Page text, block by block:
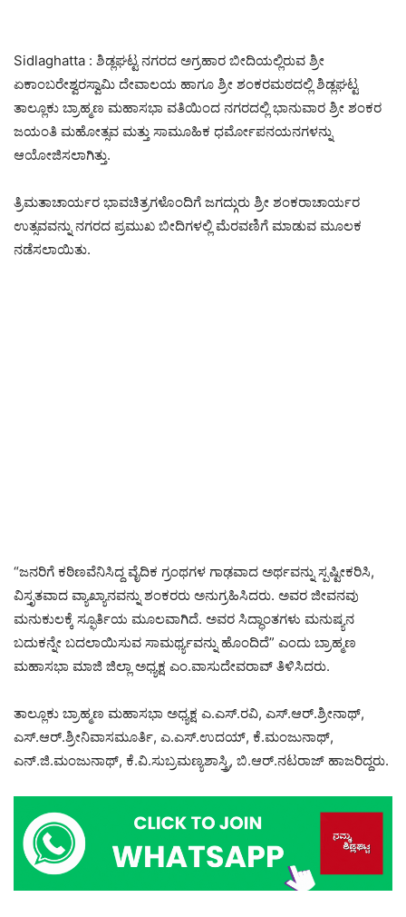
Sidlaghatta : ಶಿಡ್ಲಘಟ್ಟ ನಗರದ ಅಗ್ರಹಾರ ಬೀದಿಯಲ್ಲಿರುವ ಶ್ರೀ
ಏಕಾಂಬರೇಶ್ವರಸ್ವಾಮಿ ದೇವಾಲಯ ಹಾಗೂ ಶ್ರೀ ಶಂಕರಮಠದಲ್ಲಿ ಶಿಡ್ಲಘಟ್ಟ
ತಾಲ್ಲೂಕು ಬ್ರಾಹ್ಮಣ ಮಹಾಸಭಾ ವತಿಯಿಂದ ನಗರದಲ್ಲಿ ಭಾನುವಾರ ಶ್ರೀ ಶಂಕರ
ಜಯಂತಿ ಮಹೋತ್ಸವ ಮತ್ತು ಸಾಮೂಹಿಕ ಧರ್ಮೋಪನಯನಗಳನ್ನು
ಆಯೋಜಿಸಲಾಗಿತ್ತು.
ತ್ರಿಮತಾಚಾರ್ಯರ ಭಾವಚಿತ್ರಗಳೊಂದಿಗೆ ಜಗದ್ಗುರು ಶ್ರೀ ಶಂಕರಾಚಾರ್ಯರ
ಉತ್ಸವವನ್ನು ನಗರದ ಪ್ರಮುಖ ಬೀದಿಗಳಲ್ಲಿ ಮೆರವಣಿಗೆ ಮಾಡುವ ಮೂಲಕ
ನಡೆಸಲಾಯಿತು.
“ಜನರಿಗೆ ಕಠಿಣವೆನಿಸಿದ್ದ ವೈದಿಕ ಗ್ರಂಥಗಳ ಗಾಢವಾದ ಅರ್ಥವನ್ನು ಸ್ಪಷ್ಟೀಕರಿಸಿ,
ವಿಸ್ತೃತವಾದ ವ್ಯಾಖ್ಯಾನವನ್ನು ಶಂಕರರು ಅನುಗ್ರಹಿಸಿದರು. ಅವರ ಜೀವನವು
ಮನುಕುಲಕ್ಕೆ ಸ್ಫೂರ್ತಿಯ ಮೂಲವಾಗಿದೆ. ಅವರ ಸಿದ್ಧಾಂತಗಳು ಮನುಷ್ಯನ
ಬದುಕನ್ನೇ ಬದಲಾಯಿಸುವ ಸಾಮರ್ಥ್ಯವನ್ನು ಹೊಂದಿದೆ” ಎಂದು ಬ್ರಾಹ್ಮಣ
ಮಹಾಸಭಾ ಮಾಜಿ ಜಿಲ್ಲಾ ಅಧ್ಯಕ್ಷ ಎಂ.ವಾಸುದೇವರಾವ್ ತಿಳಿಸಿದರು.
ತಾಲ್ಲೂಕು ಬ್ರಾಹ್ಮಣ ಮಹಾಸಭಾ ಅಧ್ಯಕ್ಷ ಎ.ಎಸ್.ರವಿ, ಎಸ್.ಆರ್.ಶ್ರೀನಾಥ್,
ಎಸ್.ಆರ್.ಶ್ರೀನಿವಾಸಮೂರ್ತಿ, ಎ.ಎಸ್.ಉದಯ್, ಕೆ.ಮಂಜುನಾಥ್,
ಎನ್.ಜಿ.ಮಂಜುನಾಥ್, ಕೆ.ವಿ.ಸುಬ್ರಮಣ್ಯಶಾಸ್ತ್ರಿ, ಬಿ.ಆರ್.ನಟರಾಜ್ ಹಾಜರಿದ್ದರು.